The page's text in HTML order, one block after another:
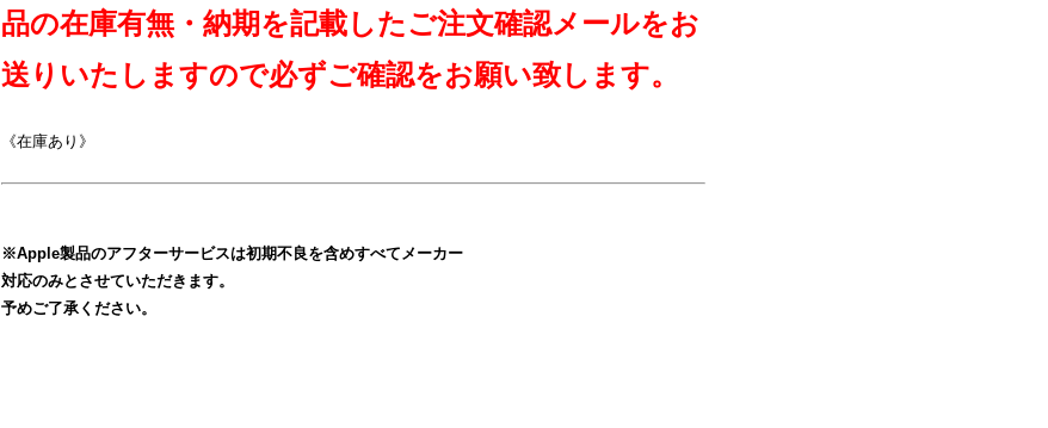
品の在庫有無・納期を記載したご注文確認メールをお
送りいたしますので必ずご確認をお願い致します。
《在庫あり》
※Apple製品のアフターサービスは初期不良を含めすべてメーカー
対応のみとさせていただきます。
予めご了承ください。